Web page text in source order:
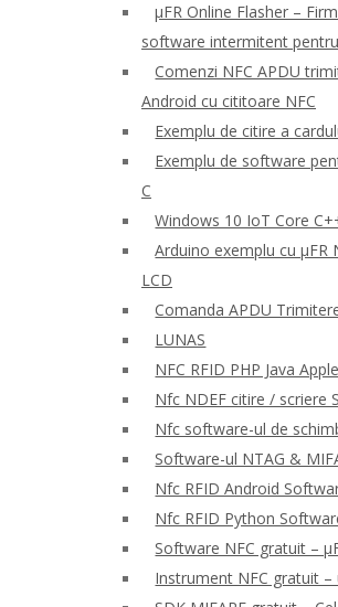
μFR Online Flasher –
software intermitent
Comenzi NFC APDU
Android cu cititoare NFC
Exemplu de citire a
Exemplu de software
C
Windows 10 IoT Core
Arduino exemplu cu μFR
LCD
Comanda APDU
LUNAS
NFC RFID PHP Java
Nfc NDEF citire / scriere
Nfc software-ul de
Software-ul NTAG &
Nfc RFID Android
Nfc RFID Python
Software NFC gratuit –
Instrument NFC gratuit –